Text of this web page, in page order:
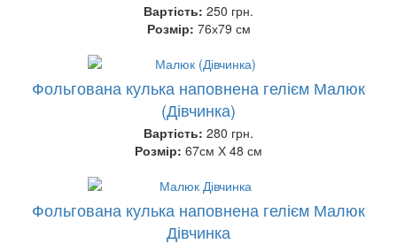
Вартість: 250 грн.
Розмір: 76х79 см
Фольгована кулька наповнена гелієм Малюк
(Дівчинка)
Вартість: 280 грн.
Розмір: 67см Х 48 см
Фольгована кулька наповнена гелієм Малюк
Дівчинка